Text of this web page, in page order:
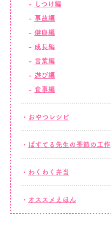
しつけ編
事故編
健康編
成長編
言葉編
遊び編
食事編
おやつレシピ
ぱすてる先生の季節の工作
わくわく弁当
オススメえほん